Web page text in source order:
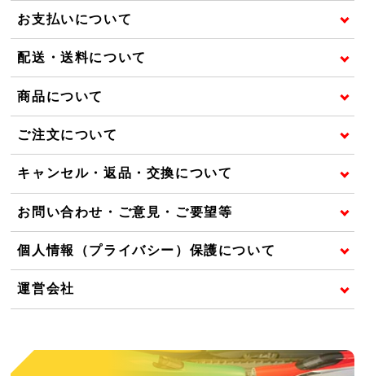
お支払いについて
配送・送料について
商品について
ご注文について
キャンセル・返品・交換について
お問い合わせ・ご意見・ご要望等
個人情報（プライバシー）保護について
運営会社